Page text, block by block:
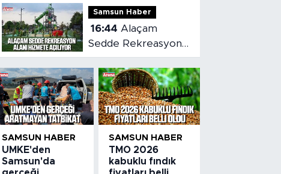
Samsun Haber
16:44 Alaçam
Sedde Rekreasyon
alanı hizmete
açılıyor
SAMSUN HABER
UMKE'den
Samsun'da
SAMSUN HABER
TMO 2026
kabuklu fındık